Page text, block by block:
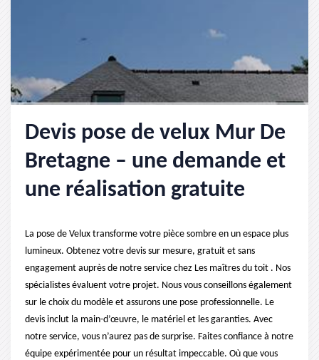
Devis pose de velux Mur De
Bretagne – une demande et
une réalisation gratuite
La pose de Velux transforme votre pièce sombre en un espace plus
lumineux. Obtenez votre devis sur mesure, gratuit et sans
engagement auprès de notre service chez Les maîtres du toit . Nos
spécialistes évaluent votre projet. Nous vous conseillons également
sur le choix du modèle et assurons une pose professionnelle. Le
devis inclut la main-d’œuvre, le matériel et les garanties. Avec
notre service, vous n’aurez pas de surprise. Faites confiance à notre
équipe expérimentée pour un résultat impeccable. Où que vous